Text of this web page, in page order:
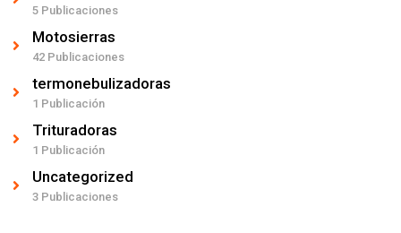
5 Publicaciones
Motosierras
42 Publicaciones
termonebulizadoras
1 Publicación
Trituradoras
1 Publicación
Uncategorized
3 Publicaciones